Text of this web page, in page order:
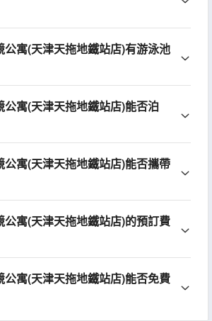
寓(天津天拖地鐵站店)有游泳池
寓(天津天拖地鐵站店)能否泊
寓(天津天拖地鐵站店)能否攜帶
寓(天津天拖地鐵站店)的預訂費
寓(天津天拖地鐵站店)能否免費